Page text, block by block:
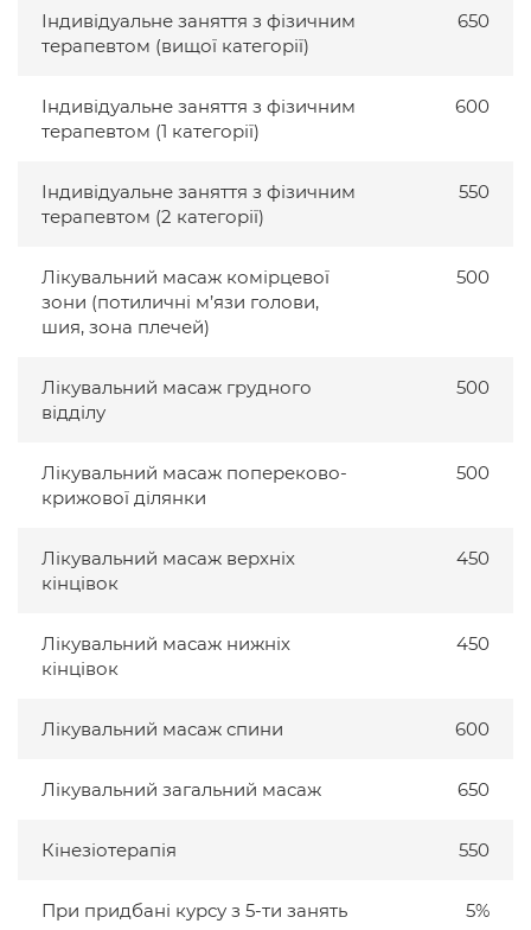
Індивідуальне заняття з фізичним
терапевтом (вищої категорії)
650
Індивідуальне заняття з фізичним
терапевтом (1 категорії)
600
Індивідуальне заняття з фізичним
терапевтом (2 категорії)
550
Лікувальний масаж комірцевої
зони (потиличні м’язи голови,
шия, зона плечей)
500
Лікувальний масаж грудного
відділу
500
Лікувальний масаж попереково-
крижової ділянки
500
Лікувальний масаж верхніх
кінцівок
450
Лікувальний масаж нижніх
кінцівок
450
Лікувальний масаж спини 600
Лікувальний загальний масаж 650
Кінезіотерапія 550
При придбані курсу з 5-ти занять
5%